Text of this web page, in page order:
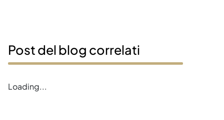
Post del blog correlati
Loading...